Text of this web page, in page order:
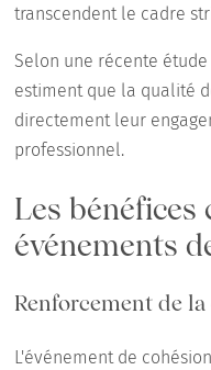
transcendent le cadre
Selon une récente
estiment que la qualité
directement leur
professionnel.
Les bénéfices
événements
Renforcement de
L'événement de